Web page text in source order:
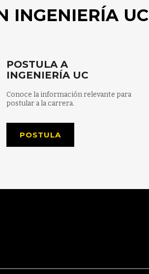
INGENIERÍA UC
POSTULA A
INGENIERÍA UC
Conoce la información relevante para
postular a la carrera.
POSTULA